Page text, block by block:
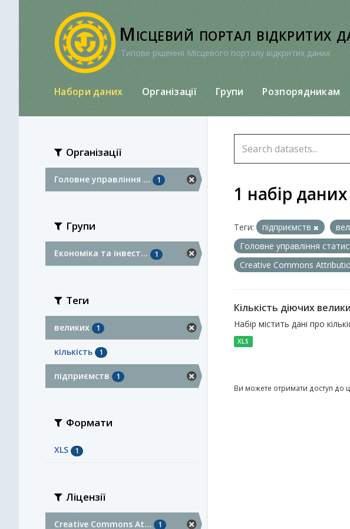
Місцевий портал відкритих
Типове рішення Місцевого порталу відкритих даних
Набори даних Організації Групи Розпорядникам
Організації
Головне управління ... 1
Групи
Економіка та інвест... 1
Теги
великих 1
кількість 1
підприємств 1
Формати
XLS 1
Ліцензії
Creative Commons At... 1
1 набір
Теги: підприємств
Головне управління
Creative Commons
Кількість діючих
Набір містить дані про
XLS
Ви можете отримати доступ до